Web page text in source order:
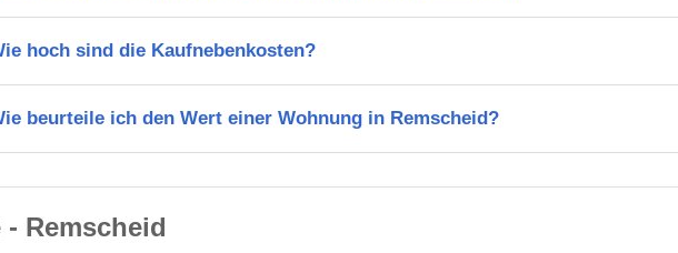
hoch sind die Kaufnebenkosten?
beurteile ich den Wert einer Wohnung in Remscheid?
Remscheid